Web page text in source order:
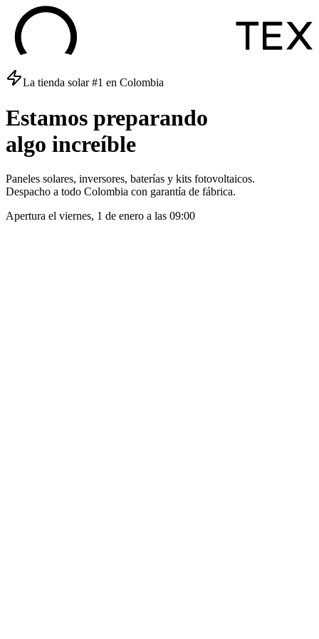
La tienda solar #1 en Colombia
Estamos preparando
algo increíble
Paneles solares, inversores, baterías y kits fotovoltaicos.
Despacho a todo Colombia con garantía de fábrica.
Apertura el viernes, 1 de enero a las 09:00